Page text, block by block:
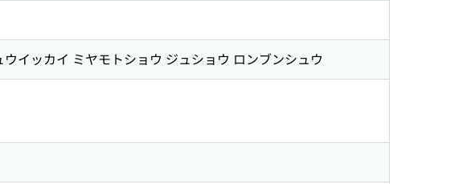
イッカイ ミヤモトショウ ジュショウ ロンブンシュウ